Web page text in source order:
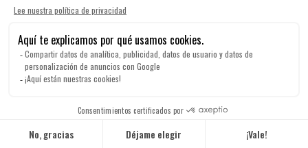
MOLIÈRE PERLA...